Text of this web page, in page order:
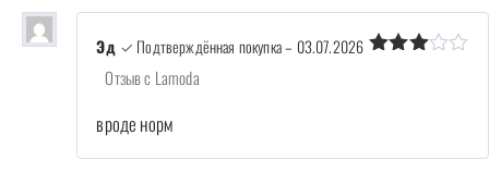
Эд ✓ Подтверждённая покупка– 03.07.2026
Отзыв с Lamoda
вроде норм